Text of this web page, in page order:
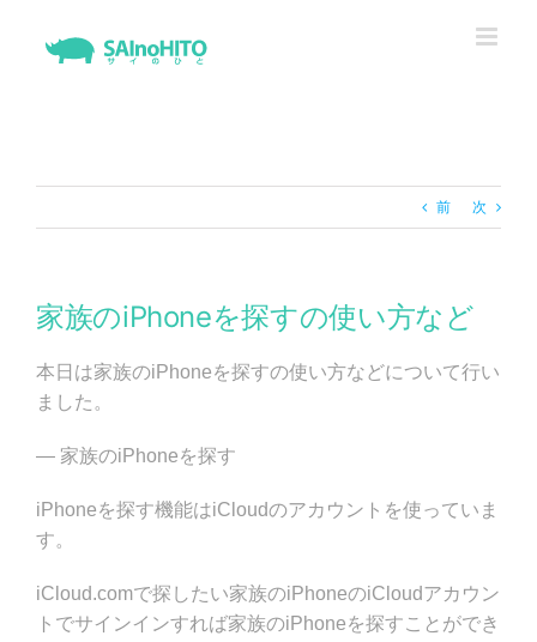
前 次
家族のiPhoneを探すの使い方など
本日は家族のiPhoneを探すの使い方などについて行い
ました。
— 家族のiPhoneを探す
iPhoneを探す機能はiCloudのアカウントを使っていま
す。
iCloud.comで探したい家族のiPhoneのiCloudアカウン
トでサインインすれば家族のiPhoneを探すことができ